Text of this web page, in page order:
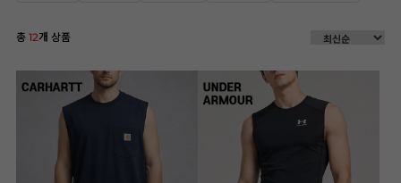
총 12개 상품